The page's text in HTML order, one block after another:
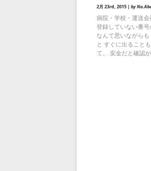
2月 23rd, 2015 | by
病院・学校・運送
登録していない番号
なんて思いながら
と すぐに出ること
て、 安全だと確認